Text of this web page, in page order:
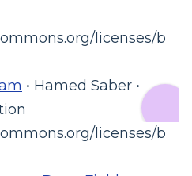
licenses/b
• Hamed Saber •
licenses/b